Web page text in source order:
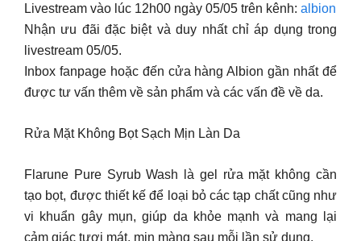
Livestream vào lúc 12h00 ngày 05/05 trên kênh: albion
Nhận ưu đãi đặc biệt và duy nhất chỉ áp dụng trong
livestream 05/05.
Inbox fanpage hoặc đến cửa hàng Albion gần nhất để
được tư vấn thêm về sản phẩm và các vấn đề về da.
Rửa Mặt Không Bọt Sạch Mịn Làn Da
Flarune Pure Syrub Wash là gel rửa mặt không cần
tạo bọt, được thiết kế để loại bỏ các tạp chất cũng như
vi khuẩn gây mụn, giúp da khỏe mạnh và mang lại
cảm giác tươi mát, mịn màng sau mỗi lần sử dụng.